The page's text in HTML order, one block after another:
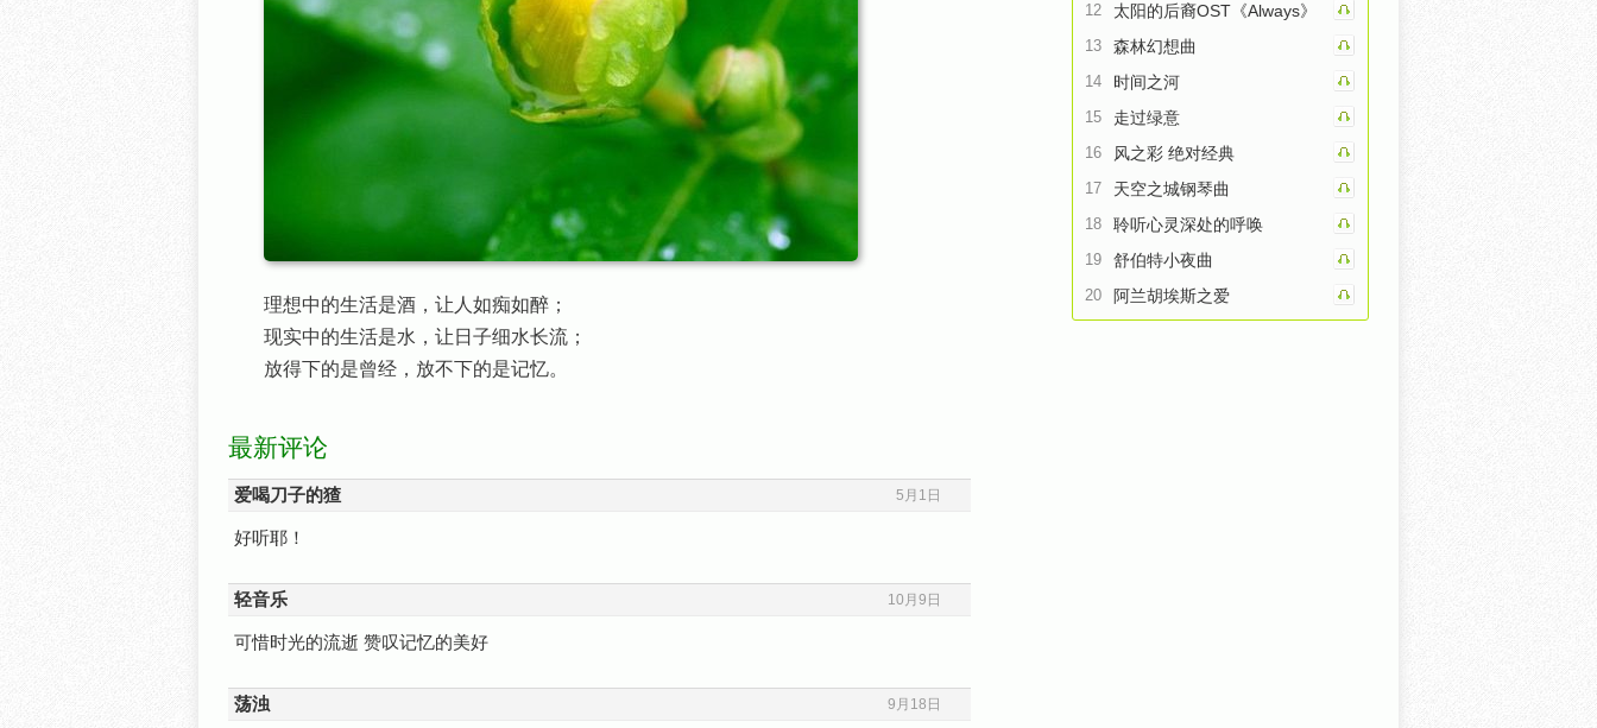
理想中的生活是酒，让人如痴如醉；
现实中的生活是水，让日子细水长流；
放得下的是曾经，放不下的是记忆。
最新评论
爱喝刀子的猹 5月1日
好听耶！
轻音乐 10月9日
可惜时光的流逝 赞叹记忆的美好
荡浊 9月18日
12 太阳的后裔OST《Always》
13 森林幻想曲
14 时间之河
15 走过绿意
16 风之彩 绝对经典
17 天空之城钢琴曲
18 聆听心灵深处的呼唤
19 舒伯特小夜曲
20 阿兰胡埃斯之爱